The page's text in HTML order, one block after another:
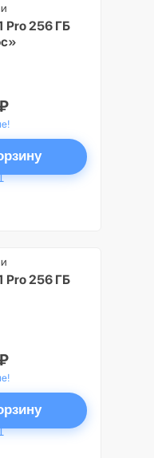
Pro 256 ГБ
Pro 256 ГБ